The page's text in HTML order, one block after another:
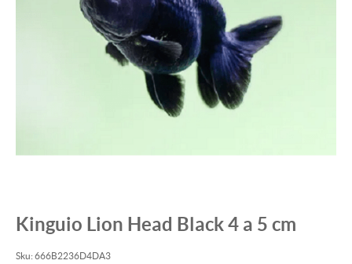
Kinguio Lion Head Black 4 a 5 cm
Sku: 666B2236D4DA3